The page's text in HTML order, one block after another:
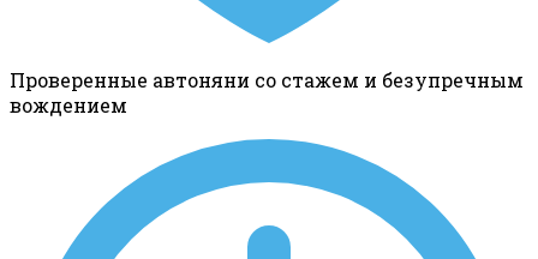
Проверенные автоняни со стажем и безупречным
вождением